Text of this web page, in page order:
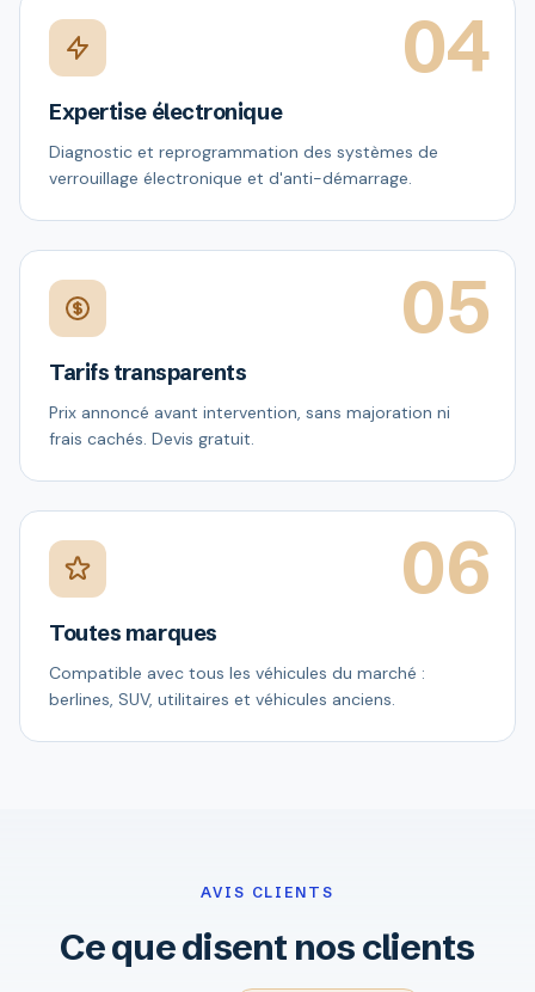
04
Expertise électronique
Diagnostic et reprogrammation des systèmes de
verrouillage électronique et d'anti-démarrage.
05
Tarifs transparents
Prix annoncé avant intervention, sans majoration ni
frais cachés. Devis gratuit.
06
Toutes marques
Compatible avec tous les véhicules du marché :
berlines, SUV, utilitaires et véhicules anciens.
AVIS CLIENTS
Ce que disent nos clients